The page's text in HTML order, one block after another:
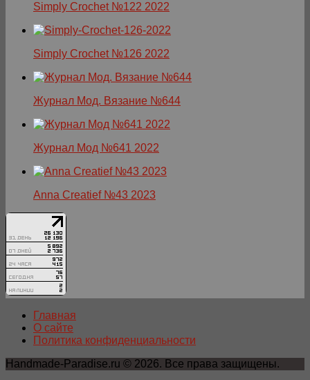
Simply Crochet №122 2022
Simply Crochet №126 2022
Журнал Мод. Вязание №644
Журнал Мод №641 2022
Anna Creatief №43 2023
Главная
О сайте
Политика конфиденциальности
Handmade-Paradise.ru © 2026. Все права защищены.